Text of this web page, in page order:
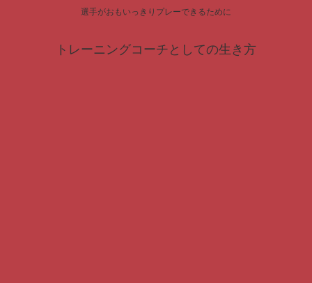
選手がおもいっきりプレーできるために
トレーニングコーチとしての生き方